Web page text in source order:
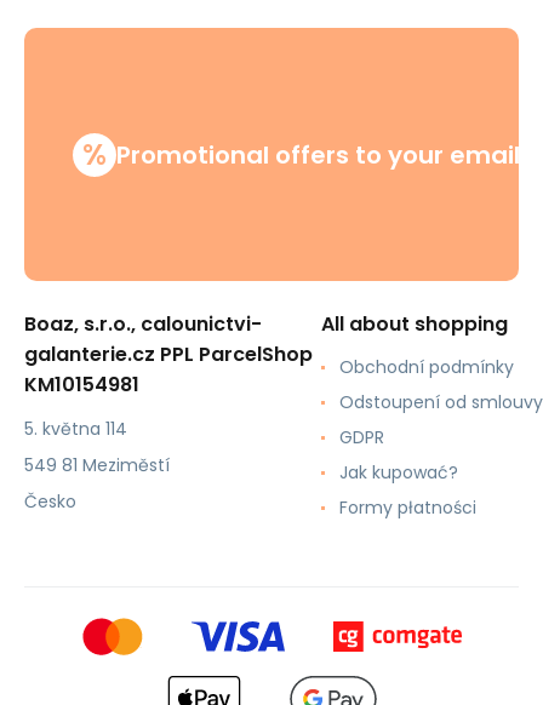
% Promotional offers to your email
Boaz, s.r.o., calounictvi-
galanterie.cz PPL ParcelShop
KM10154981
5. května 114
549 81 Meziměstí
Česko
All about shopping
Obchodní podmínky
Odstoupení od smlouvy
GDPR
Jak kupować?
Formy płatności